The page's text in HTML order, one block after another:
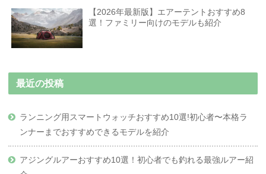
【2026年最新版】エアーテントおすすめ8
選！ファミリー向けのモデルも紹介
最近の投稿
ランニング用スマートウォッチおすすめ10選!初心者〜本格ラ
ンナーまでおすすめできるモデルを紹介
アジングルアーおすすめ10選！初心者でも釣れる最強ルアー紹